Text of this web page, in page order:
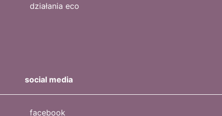
działania eco
social media
facebook